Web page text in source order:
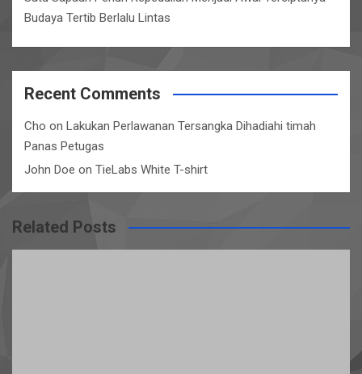
Budaya Tertib Berlalu Lintas
Recent Comments
Cho on Lakukan Perlawanan Tersangka Dihadiahi timah
Panas Petugas
John Doe on TieLabs White T-shirt
Related Posts